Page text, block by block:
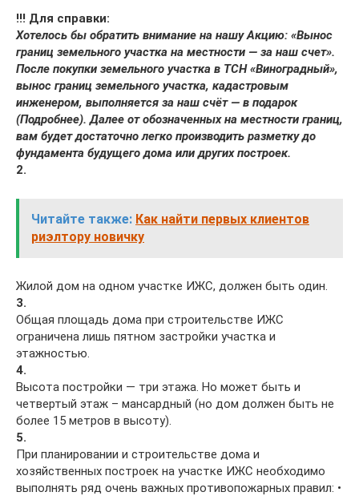
!!! Для справки:
Хотелось бы обратить внимание на нашу Акцию: «Вынос
границ земельного участка на местности — за наш счет».
После покупки земельного участка в ТСН «Виноградный»,
вынос границ земельного участка, кадастровым
инженером, выполняется за наш счёт — в подарок
(Подробнее). Далее от обозначенных на местности границ,
вам будет достаточно легко производить разметку до
фундамента будущего дома или других построек.
2.
Читайте также: Как найти первых клиентов
риэлтору новичку
Жилой дом на одном участке ИЖС, должен быть один.
3.
Общая площадь дома при строительстве ИЖС
ограничена лишь пятном застройки участка и
этажностью.
4.
Высота постройки — три этажа. Но может быть и
четвертый этаж – мансардный (но дом должен быть не
более 15 метров в высоту).
5.
При планировании и строительстве дома и
хозяйственных построек на участке ИЖС необходимо
выполнять ряд очень важных противопожарных правил: •